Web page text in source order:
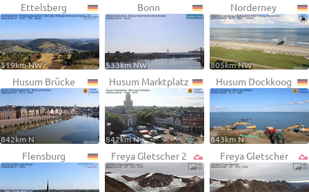
Ettelsberg
519km NW
Bonn
533km NW
Norderney
805km NW
Husum Brücke
842km N
Husum Marktplatz
842km N
Husum Dockkoog
843km N
Flensburg Freya Gletscher 2 Freya Gletscher